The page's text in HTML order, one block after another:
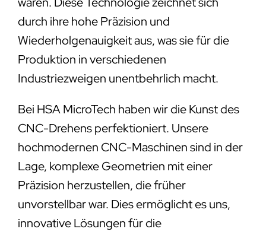
durch ihre hohe Präzision und
Wiederholgenauigkeit aus, was sie für die
Produktion in verschiedenen
Industriezweigen unentbehrlich macht.
Bei HSA MicroTech haben wir die Kunst des
CNC-Drehens perfektioniert. Unsere
hochmodernen CNC-Maschinen sind in der
Lage, komplexe Geometrien mit einer
Präzision herzustellen, die früher
unvorstellbar war. Dies ermöglicht es uns,
innovative Lösungen für die